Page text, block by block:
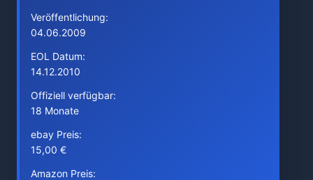
Veröffentlichung:
04.06.2009
EOL Datum:
14.12.2010
Offiziell verfügbar:
18 Monate
ebay Preis:
15,00 €
Amazon Preis: